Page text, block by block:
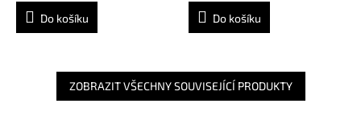
Do košíku Do košíku
ZOBRAZIT VŠECHNY SOUVISEJÍCÍ PRODUKTY